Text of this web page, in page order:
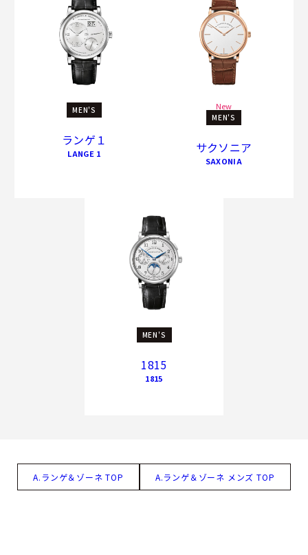
MEN'S
ランゲ１
LANGE 1
New
MEN'S
サクソニア
SAXONIA
MEN'S
1815
1815
A.ランゲ＆ゾーネ TOP A.ランゲ＆ゾーネ メンズ TOP